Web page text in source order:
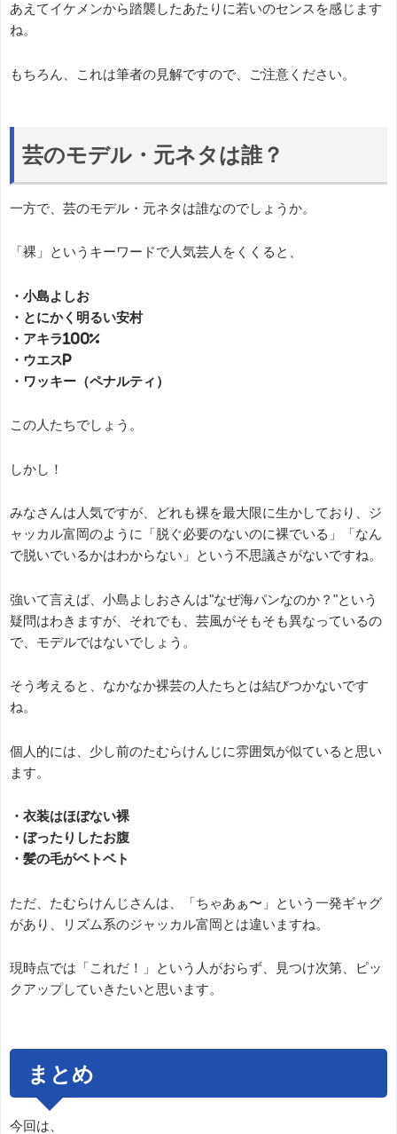
あえてイケメンから踏襲したあたりに若いのセンスを感じます
ね。
もちろん、これは筆者の見解ですので、ご注意ください。
芸のモデル・元ネタは誰？
一方で、芸のモデル・元ネタは誰なのでしょうか。
「裸」というキーワードで人気芸人をくくると、
・小島よしお
・とにかく明るい安村
・アキラ100%
・ウエスP
・ワッキー（ペナルティ）
この人たちでしょう。
しかし！
みなさんは人気ですが、どれも裸を最大限に生かしており、ジ
ャッカル富岡のように「脱ぐ必要のないのに裸でいる」「なん
で脱いでいるかはわからない」という不思議さがないですね。
強いて言えば、小島よしおさんは"なぜ海パンなのか？"という
疑問はわきますが、それでも、芸風がそもそも異なっているの
で、モデルではないでしょう。
そう考えると、なかなか裸芸の人たちとは結びつかないです
ね。
個人的には、少し前のたむらけんじに雰囲気が似ていると思い
ます。
・衣装はほぼない裸
・ぼったりしたお腹
・髪の毛がベトベト
ただ、たむらけんじさんは、「ちゃあぁ〜」という一発ギャグ
があり、リズム系のジャッカル富岡とは違いますね。
現時点では「これだ！」という人がおらず、見つけ次第、ピッ
クアップしていきたいと思います。
まとめ
今回は、